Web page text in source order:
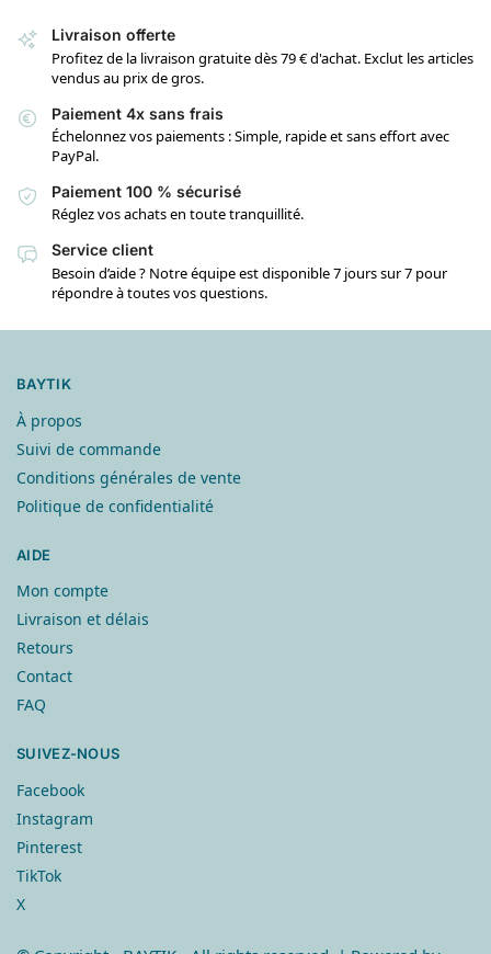
Livraison offerte
Profitez de la livraison gratuite dès 79 € d'achat. Exclut les articles
vendus au prix de gros.
Paiement 4x sans frais
Échelonnez vos paiements : Simple, rapide et sans effort avec
PayPal.
Paiement 100 % sécurisé
Réglez vos achats en toute tranquillité.
Service client
Besoin d’aide ? Notre équipe est disponible 7 jours sur 7 pour
répondre à toutes vos questions.
BAYTIK
À propos
Suivi de commande
Conditions générales de vente
Politique de confidentialité
AIDE
Mon compte
Livraison et délais
Retours
Contact
FAQ
SUIVEZ-NOUS
Facebook
Instagram
Pinterest
TikTok
X